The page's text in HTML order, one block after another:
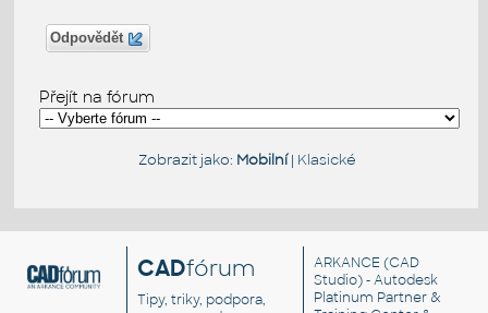
Odpovědět
Přejít na fórum
Zobrazit jako: Mobilní| Klasické
CADfórum
Tipy, triky, podpora,
ARKANCE (CAD
Studio) - Autodesk
Platinum Partner &